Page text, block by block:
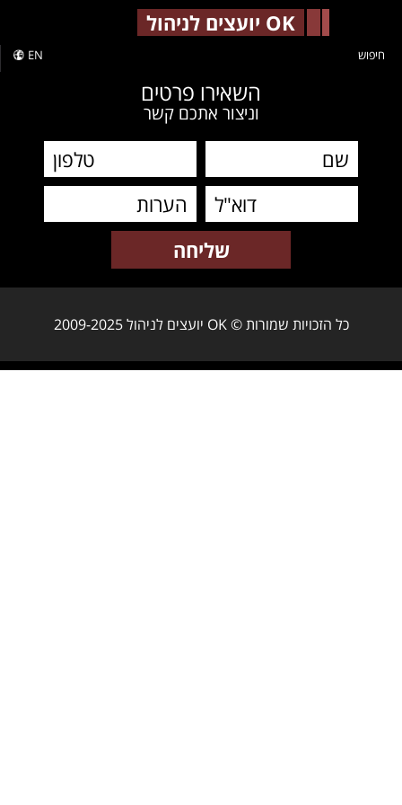
OK יועצים לניהול
EN חיפוש
השאירו פרטים
וניצור אתכם קשר
כל הזכויות שמורות © OK יועצים לניהול 2009-2025